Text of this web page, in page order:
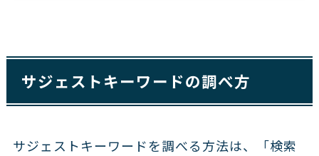
サジェストキーワードの調べ方
サジェストキーワードを調べる方法は、「検索